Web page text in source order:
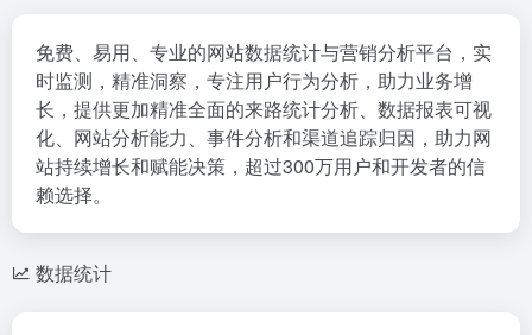
免费、易用、专业的网站数据统计与营销分析平台，实
时监测，精准洞察，专注用户行为分析，助力业务增
长，提供更加精准全面的来路统计分析、数据报表可视
化、网站分析能力、事件分析和渠道追踪归因，助力网
站持续增长和赋能决策，超过300万用户和开发者的信
赖选择。
数据统计